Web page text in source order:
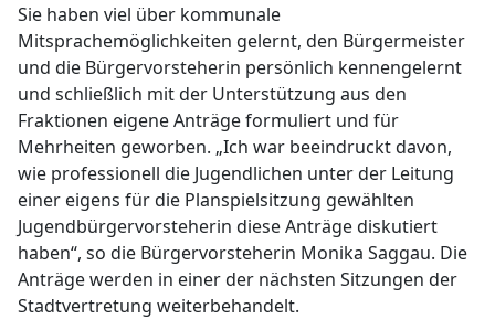
Sie haben viel über kommunale
Mitsprachemöglichkeiten gelernt, den Bürgermeister
und die Bürgervorsteherin persönlich kennengelernt
und schließlich mit der Unterstützung aus den
Fraktionen eigene Anträge formuliert und für
Mehrheiten geworben. „Ich war beeindruckt davon,
wie professionell die Jugendlichen unter der Leitung
einer eigens für die Planspielsitzung gewählten
Jugendbürgervorsteherin diese Anträge diskutiert
haben“, so die Bürgervorsteherin Monika Saggau. Die
Anträge werden in einer der nächsten Sitzungen der
Stadtvertretung weiterbehandelt.